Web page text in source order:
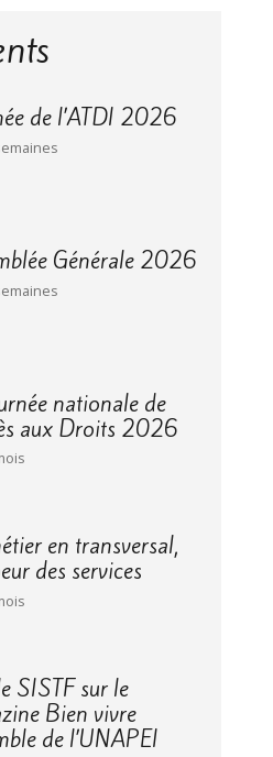
de l’ATDI 2026
Générale 2026
nationale de
aux Droits 2026
en transversal,
des services
SISTF sur le
Bien vivre
de l’UNAPEI